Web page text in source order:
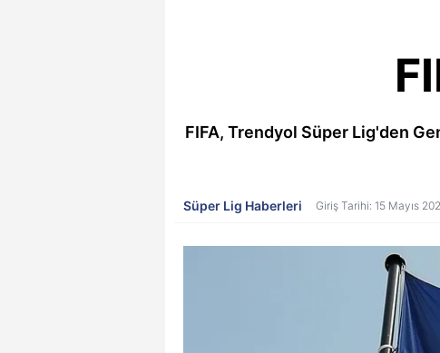
FIFA, Trendyol Süper Lig'den
Süper Lig Haberleri Giriş Tarihi: 15 Mayıs